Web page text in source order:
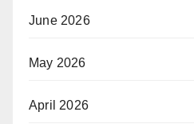
June 2026
May 2026
April 2026